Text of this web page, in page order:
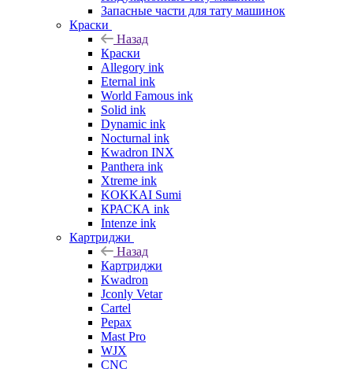
Запасные части для тату машинок
Краски
Назад
Краски
Allegory ink
Eternal ink
World Famous ink
Solid ink
Dynamic ink
Nocturnal ink
Kwadron INX
Panthera ink
Xtreme ink
KOKKAI Sumi
КРАСКА ink
Intenze ink
Картриджи
Назад
Картриджи
Kwadron
Jconly Vetar
Cartel
Pepax
Mast Pro
WJX
CNC